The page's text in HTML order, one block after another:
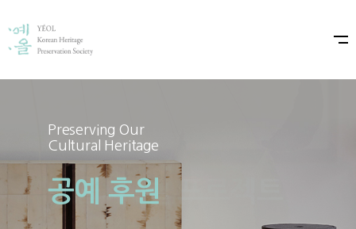
Preserving Our
Cultural Heritage
공예 후원
Preserving Our
Cultural Heritage
예올×샤넬 프로젝트